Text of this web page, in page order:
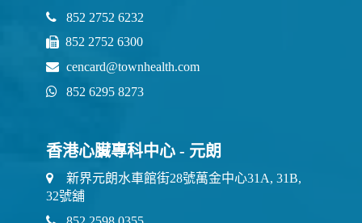
852 2752 6232
852 2752 6300
cencard@townhealth.com
852 6295 8273
香港心臟專科中心 - 元朗
新界元朗水車館街28號萬金中心31A, 31B,
32號舖